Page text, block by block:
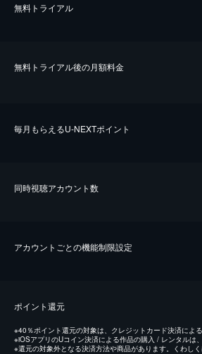
無料トライアル
無料トライアル後の⽉額料金
毎⽉もらえるU-NEXTポイント
同時視聴アカウント数
アカウントごとの機能制限設定
ポイント還元
※40％ポイント還元の対象は、クレジットカード決済によ
※iOSアプリのUコイン決済による作品の購入 / レンタルは
※還元の対象外となる決済方法や商品があります。くわし